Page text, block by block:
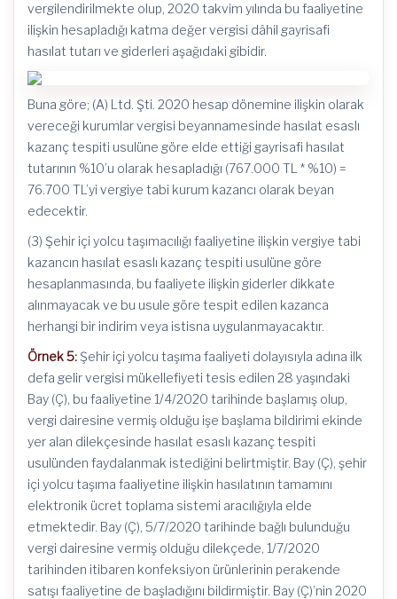
vergilendirilmekte olup, 2020 takvim yılında bu faaliyetine
ilişkin hesapladığı katma değer vergisi dâhil gayrisafi
hasılat tutarı ve giderleri aşağıdaki gibidir.
Buna göre; (A) Ltd. Şti. 2020 hesap dönemine ilişkin olarak
vereceği kurumlar vergisi beyannamesinde hasılat esaslı
kazanç tespiti usulüne göre elde ettiği gayrisafi hasılat
tutarının %10’u olarak hesapladığı (767.000 TL * %10) =
76.700 TL’yi vergiye tabi kurum kazancı olarak beyan
edecektir.
(3) Şehir içi yolcu taşımacılığı faaliyetine ilişkin vergiye tabi
kazancın hasılat esaslı kazanç tespiti usulüne göre
hesaplanmasında, bu faaliyete ilişkin giderler dikkate
alınmayacak ve bu usule göre tespit edilen kazanca
herhangi bir indirim veya istisna uygulanmayacaktır.
Örnek 5: Şehir içi yolcu taşıma faaliyeti dolayısıyla adına ilk
defa gelir vergisi mükellefiyeti tesis edilen 28 yaşındaki
Bay (Ç), bu faaliyetine 1/4/2020 tarihinde başlamış olup,
vergi dairesine vermiş olduğu işe başlama bildirimi ekinde
yer alan dilekçesinde hasılat esaslı kazanç tespiti
usulünden faydalanmak istediğini belirtmiştir. Bay (Ç), şehir
içi yolcu taşıma faaliyetine ilişkin hasılatının tamamını
elektronik ücret toplama sistemi aracılığıyla elde
etmektedir. Bay (Ç), 5/7/2020 tarihinde bağlı bulunduğu
vergi dairesine vermiş olduğu dilekçede, 1/7/2020
tarihinden itibaren konfeksiyon ürünlerinin perakende
satışı faaliyetine de başladığını bildirmiştir. Bay (Ç)’nin 2020